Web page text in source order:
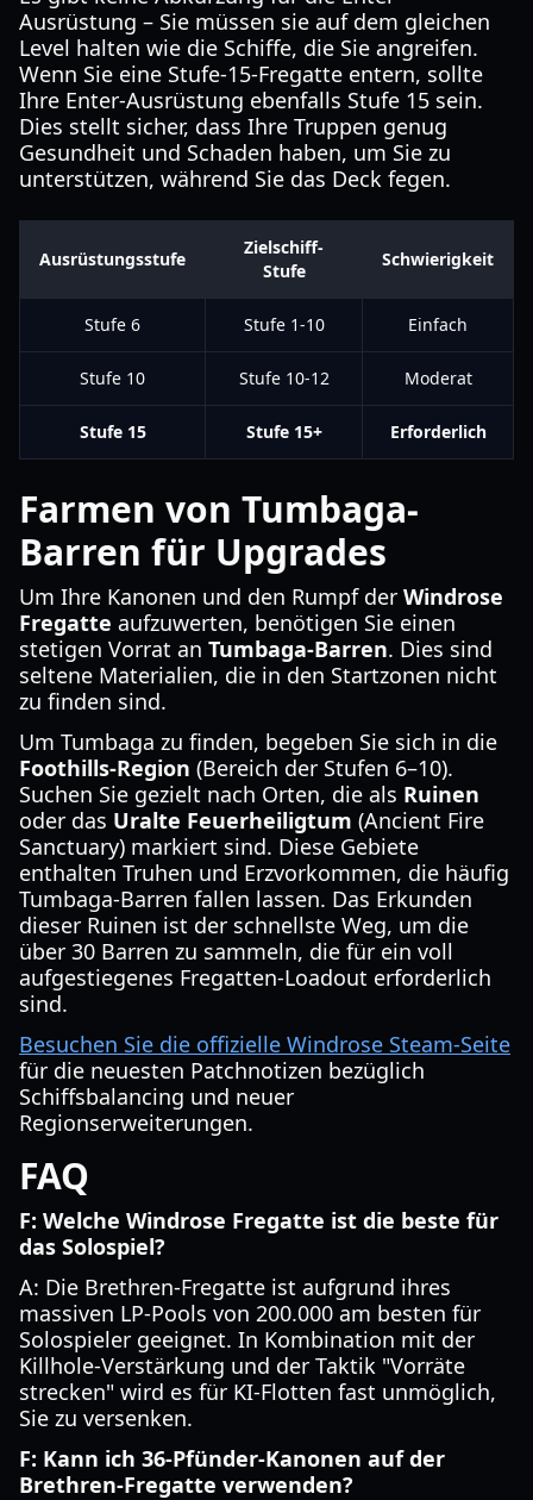
Ausrüstung – Sie müssen sie auf dem gleichen
Level halten wie die Schiffe, die Sie angreifen.
Wenn Sie eine Stufe-15-Fregatte entern, sollte
Ihre Enter-Ausrüstung ebenfalls Stufe 15 sein.
Dies stellt sicher, dass Ihre Truppen genug
Gesundheit und Schaden haben, um Sie zu
unterstützen, während Sie das Deck fegen.
Ausrüstungsstufe
Zielschiff-
Stufe
Schwierigkeit
Stufe 6 Stufe 1-10 Einfach
Stufe 10 Stufe 10-12 Moderat
Stufe 15 Stufe 15+ Erforderlich
Farmen von Tumbaga-
Barren für Upgrades
Um Ihre Kanonen und den Rumpf der Windrose
Fregatte aufzuwerten, benötigen Sie einen
stetigen Vorrat an Tumbaga-Barren. Dies sind
seltene Materialien, die in den Startzonen nicht
zu finden sind.
Um Tumbaga zu finden, begeben Sie sich in die
Foothills-Region (Bereich der Stufen 6–10).
Suchen Sie gezielt nach Orten, die als Ruinen
oder das Uralte Feuerheiligtum (Ancient Fire
Sanctuary) markiert sind. Diese Gebiete
enthalten Truhen und Erzvorkommen, die häufig
Tumbaga-Barren fallen lassen. Das Erkunden
dieser Ruinen ist der schnellste Weg, um die
über 30 Barren zu sammeln, die für ein voll
aufgestiegenes Fregatten-Loadout erforderlich
sind.
Besuchen Sie die offizielle Windrose Steam-Seite
für die neuesten Patchnotizen bezüglich
Schiffsbalancing und neuer
Regionserweiterungen.
FAQ
F: Welche Windrose Fregatte ist die beste für
das Solospiel?
A: Die Brethren-Fregatte ist aufgrund ihres
massiven LP-Pools von 200.000 am besten für
Solospieler geeignet. In Kombination mit der
Killhole-Verstärkung und der Taktik "Vorräte
strecken" wird es für KI-Flotten fast unmöglich,
Sie zu versenken.
F: Kann ich 36-Pfünder-Kanonen auf der
Brethren-Fregatte verwenden?